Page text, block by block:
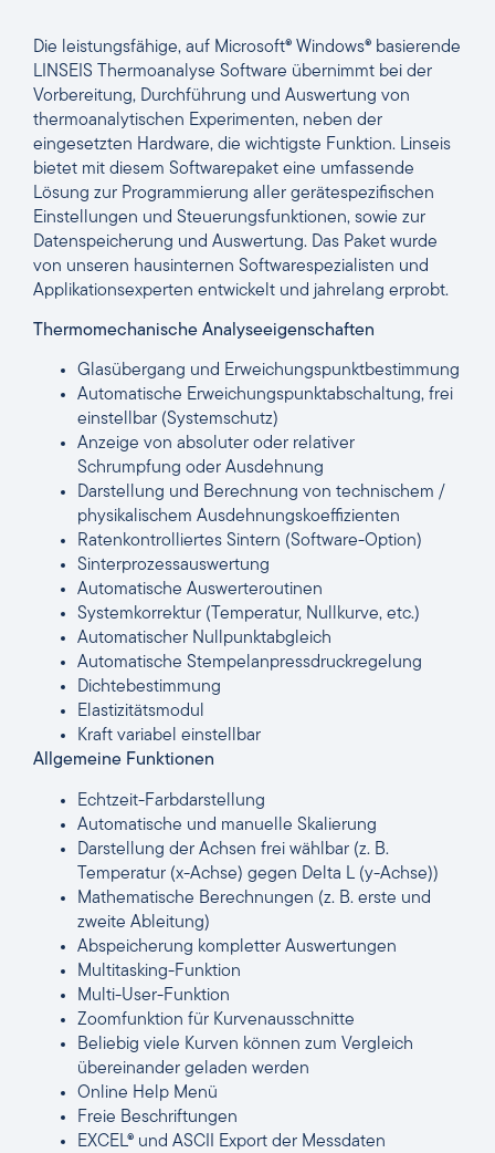
Die leistungsfähige, auf Microsoft® Windows® basierende
LINSEIS Thermoanalyse Software übernimmt bei der
Vorbereitung, Durchführung und Auswertung von
thermoanalytischen Experimenten, neben der
eingesetzten Hardware, die wichtigste Funktion. Linseis
bietet mit diesem Softwarepaket eine umfassende
Lösung zur Programmierung aller gerätespezifischen
Einstellungen und Steuerungsfunktionen, sowie zur
Datenspeicherung und Auswertung. Das Paket wurde
von unseren hausinternen Softwarespezialisten und
Applikationsexperten entwickelt und jahrelang erprobt.
Thermomechanische Analyseeigenschaften
Glasübergang und Erweichungspunktbestimmung
Automatische Erweichungspunktabschaltung, frei
einstellbar (Systemschutz)
Anzeige von absoluter oder relativer
Schrumpfung oder Ausdehnung
Darstellung und Berechnung von technischem /
physikalischem Ausdehnungskoeffizienten
Ratenkontrolliertes Sintern (Software-Option)
Sinterprozessauswertung
Automatische Auswerteroutinen
Systemkorrektur (Temperatur, Nullkurve, etc.)
Automatischer Nullpunktabgleich
Automatische Stempelanpressdruckregelung
Dichtebestimmung
Elastizitätsmodul
Kraft variabel einstellbar
Allgemeine Funktionen
Echtzeit-Farbdarstellung
Automatische und manuelle Skalierung
Darstellung der Achsen frei wählbar (z. B.
Temperatur (x-Achse) gegen Delta L (y-Achse))
Mathematische Berechnungen (z. B. erste und
zweite Ableitung)
Abspeicherung kompletter Auswertungen
Multitasking-Funktion
Multi-User-Funktion
Zoomfunktion für Kurvenausschnitte
Beliebig viele Kurven können zum Vergleich
übereinander geladen werden
Online Help Menü
Freie Beschriftungen
EXCEL® und ASCII Export der Messdaten